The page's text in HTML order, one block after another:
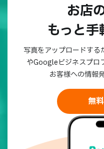
お店
もっと手
写真をアップロードする
やGoogleビジネスプロ
お客様への情報
無